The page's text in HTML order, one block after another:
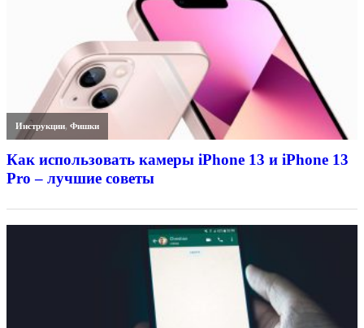
Инструкции,Фишки
Как использовать камеры iPhone 13 и iPhone 13
Pro – лучшие советы